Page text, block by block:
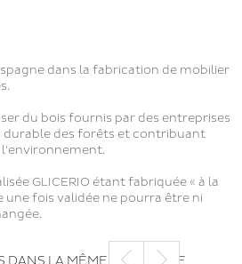
dans la fabrication de mobilier
du bois fournis par des entreprises
durable des forêts et contribuant
l'environnement.
GLICERIO étant fabriquée « à la
fois validée ne pourra être ni